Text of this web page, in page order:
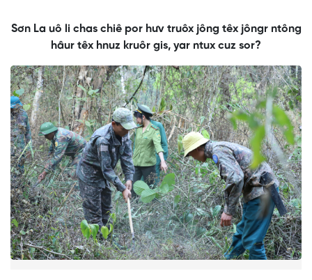
Sơn La uô li chas chiê por hưv truôx jông têx jôngr ntông
hâur têx hnuz kruôr gis, yar ntux cuz sor?